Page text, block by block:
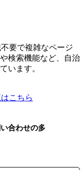
要で複雑なページ
検索機能など、自治
います。
こちら
合わせの多